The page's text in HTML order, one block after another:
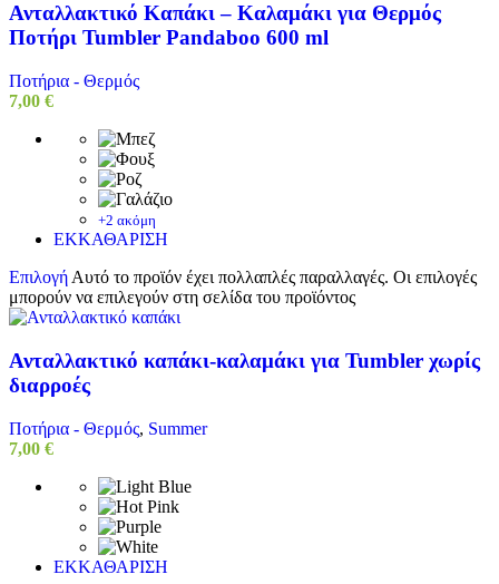
Ανταλλακτικό Καπάκι – Καλαμάκι για Θερμός
Ποτήρι Tumbler Pandaboo 600 ml
Ποτήρια - Θερμός
7,00 €
+2 ακόμη
ΕΚΚΑΘΑΡΙΣΗ
Επιλογή Αυτό το προϊόν έχει πολλαπλές παραλλαγές. Οι επιλογές
μπορούν να επιλεγούν στη σελίδα του προϊόντος
Ανταλλακτικό καπάκι-καλαμάκι για Tumbler χωρίς
διαρροές
Ποτήρια - Θερμός, Summer
7,00 €
ΕΚΚΑΘΑΡΙΣΗ